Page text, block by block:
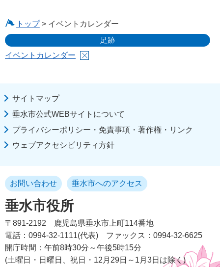
トップ> イベントカレンダー
足跡
イベントカレンダー
サイトマップ
垂水市公式WEBサイトについて
プライバシーポリシー・免責事項・著作権・リンク
ウェブアクセシビリティ方針
垂水市役所
お問い合わせ 垂水市へのアクセス
〒891-2192
鹿児島県垂水市上町114番地
電話：0994-32-1111(代表)
ファックス：0994-32-6625
開庁時間：午前8時30分～午後5時15分
(土曜日・日曜日、祝日・12月29日～1月3日は除く)